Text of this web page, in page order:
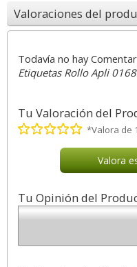
Valoraciones del
Todavía no hay
Etiquetas Rollo Apli
Tu Valoración del
*Valora de
Valora
Tu Opinión del